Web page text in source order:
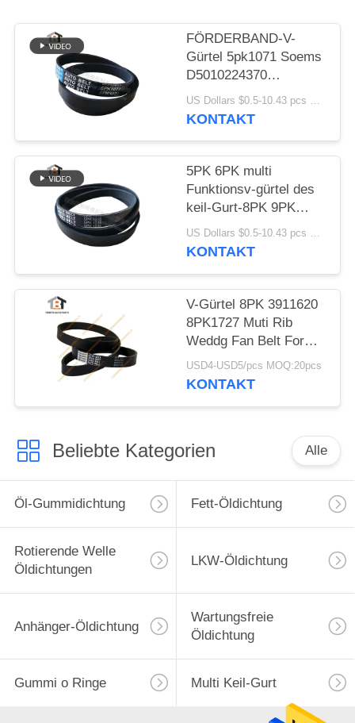
PRIVACY
POLICY
FÖRDERBAND-V-
Gürtel 5pk1071 Soems
D5010224370
Multifunktions
US Dollars $0.5-10.43 pcs MOQ:50 Stücke
KONTAKT
5PK 6PK multi
Funktionsv-gürtel des
keil-Gurt-8PK 9PK
10pk 15PK
US Dollars $0.5-10.43 pcs MOQ:50 Stücke
KONTAKT
V-Gürtel 8PK 3911620
8PK1727 Muti Rib
Weddg Fan Belt For
Cummins Engine
USD4-USD5/pcs MOQ:20pcs
KONTAKT
Beliebte Kategorien Alle
Öl-Gummidichtung Fett-Öldichtung
Rotierende Welle
Öldichtungen
LKW-Öldichtung
Anhänger-Öldichtung
Wartungsfreie
Öldichtung
Gummi o Ringe Multi Keil-Gurt